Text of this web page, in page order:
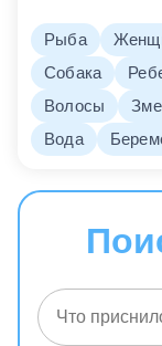
Рыба
Собака
Волосы
Вода